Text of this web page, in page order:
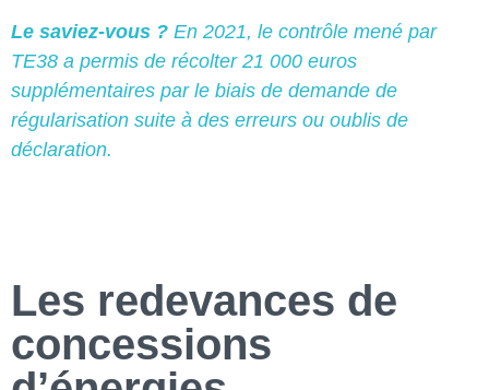
Le saviez-vous ? En 2021, le contrôle mené par
TE38 a permis de récolter 21 000 euros
supplémentaires par le biais de demande de
régularisation suite à des erreurs ou oublis de
déclaration.
Les redevances de
concessions